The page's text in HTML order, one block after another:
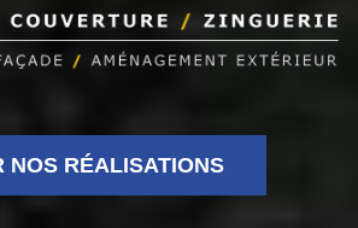
NOS RÉALISATIONS